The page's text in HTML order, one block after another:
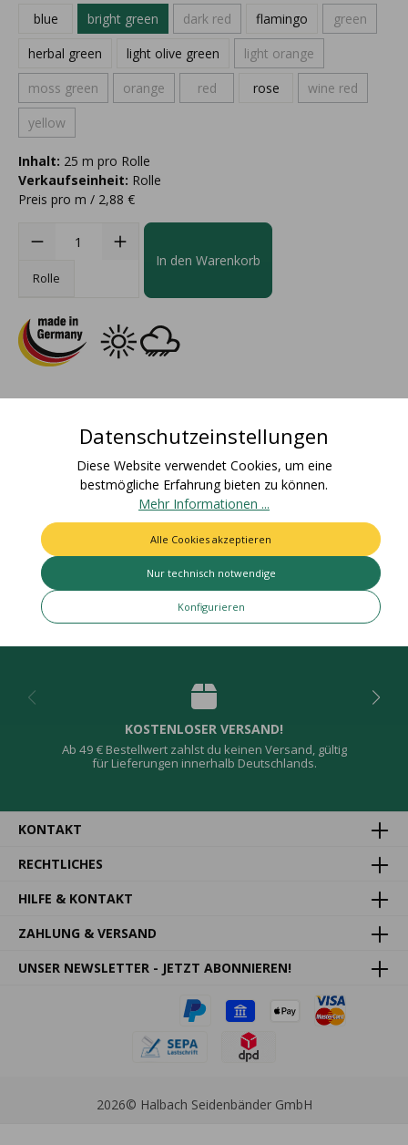
blue
bright green dark red flamingo
green
herbal green
light olive green
light orange
moss green
orange red rose
wine red
yellow
Inhalt: 25 m pro Rolle
Verkaufseinheit: Rolle
Preis pro m / 2,88 €
Rolle
In den Warenkorb
Materialzusammensetzung: 100% AcetatFarbecht: Artikel
bleicht nicht aus und färbt nicht ab / Für den Einsatz im Freien
Mehr
Deine Vorteile
KOSTENLOSER VERSAND!
Ab 49 € Bestellwert zahlst du keinen Versand, gültig
für Lieferungen innerhalb Deutschlands.
KONTAKT
RECHTLICHES
HILFE & KONTAKT
ZAHLUNG & VERSAND
UNSER NEWSLETTER - JETZT ABONNIEREN!
2026© Halbach Seidenbänder GmbH
Datenschutzeinstellungen
Diese Website verwendet Cookies, um eine
bestmögliche Erfahrung bieten zu können.
Mehr Informationen ...
Nur technisch notwendige
Konfigurieren
Alle Cookies akzeptieren